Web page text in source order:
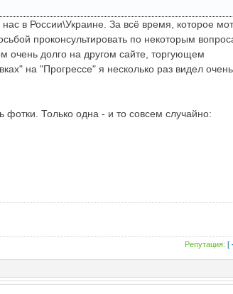
в России\Украине. За всё время, которое
проконсультировать по некоторым
очень долго на другом сайте, торгующем
на "Прогрессе" я несколько раз видел очень
фотки. Только одна - и то совсем случайно:
Репутация: [